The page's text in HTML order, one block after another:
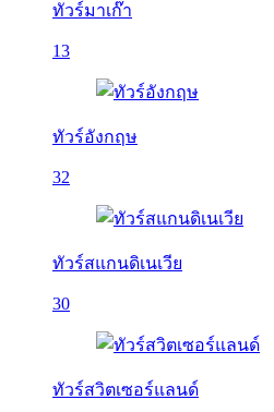
ทัวร์มาเก๊า
13
ทัวร์อังกฤษ
32
ทัวร์สแกนดิเนเวีย
30
ทัวร์สวิตเซอร์แลนด์